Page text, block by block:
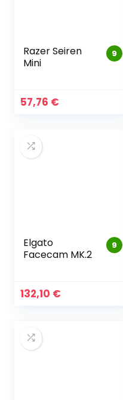
9
Razer Seiren
Mini
57,76 €
9
Elgato
Facecam MK.2
132,10 €